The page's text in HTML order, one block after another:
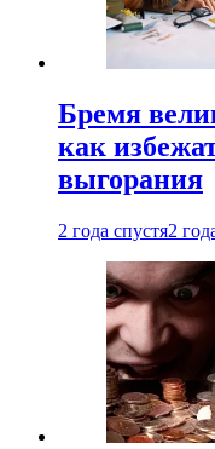
Бремя
как
выгорания
2 года спустя2